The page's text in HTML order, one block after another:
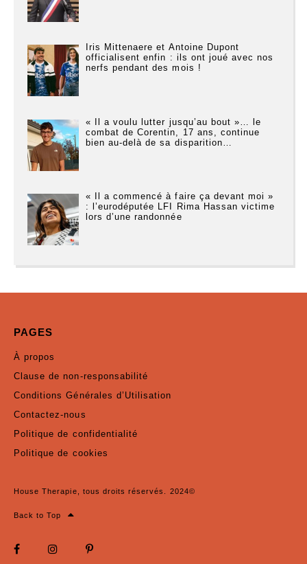
Iris Mittenaere et Antoine Dupont
officialisent enfin : ils ont joué avec nos
nerfs pendant des mois !
« Il a voulu lutter jusqu’au bout »… le
combat de Corentin, 17 ans, continue
bien au-delà de sa disparition…
« Il a commencé à faire ça devant moi »
: l’eurodéputée LFI Rima Hassan victime
lors d’une randonnée
PAGES
À propos
Clause de non-responsabilité
Conditions Générales d’Utilisation
Contactez-nous
Politique de confidentialité
Politique de cookies
House Therapie, tous droits réservés. 2024©
Back to Top